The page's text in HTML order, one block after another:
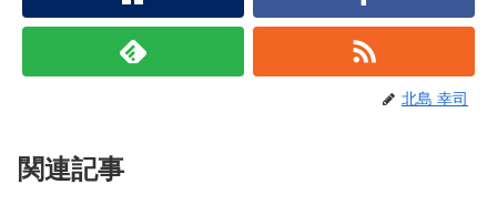
北島 幸司
関連記事